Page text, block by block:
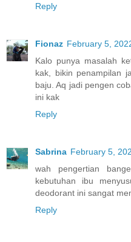
Reply
Fionaz February 5,
Kalo punya masalah
kak, bikin penampilan
baju. Aq jadi pengen
ini kak
Reply
Sabrina February 5,
wah pengertian
kebutuhan ibu
deodorant ini sangat
Reply